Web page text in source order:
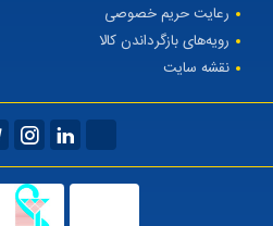
رعایت حریم خصوصی
رویه‌های بازگرداندن کالا
نقشه سایت